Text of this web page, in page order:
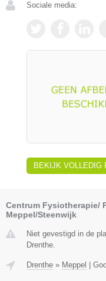
Sociale media:
BEKIJK VOLLEDIG
Centrum Fysiotherapie/
Meppel/Steenwijk
Niet gevestigd in de
Drenthe.
Drenthe » Meppel